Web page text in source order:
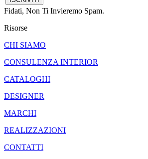
Fidati, Non Ti Invieremo Spam.
Risorse
CHI SIAMO
CONSULENZA INTERIOR
CATALOGHI
DESIGNER
MARCHI
REALIZZAZIONI
CONTATTI